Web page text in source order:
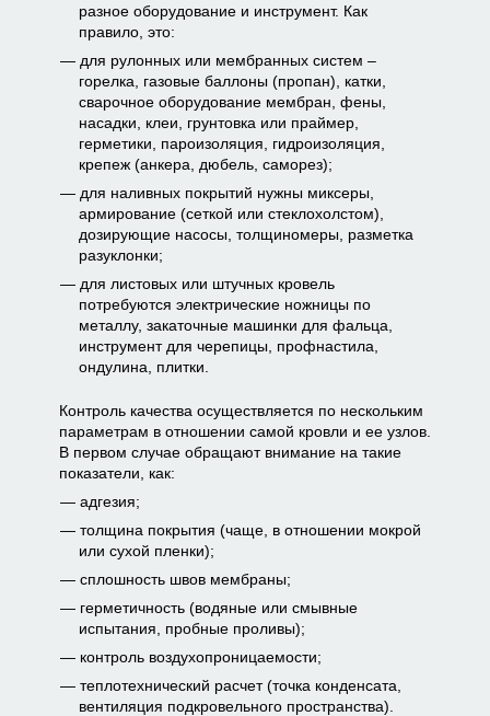
разное оборудование и инструмент. Как
правило, это:
для рулонных или мембранных систем –
горелка, газовые баллоны (пропан), катки,
сварочное оборудование мембран, фены,
насадки, клеи, грунтовка или праймер,
герметики, пароизоляция, гидроизоляция,
крепеж (анкера, дюбель, саморез);
для наливных покрытий нужны миксеры,
армирование (сеткой или стеклохолстом),
дозирующие насосы, толщиномеры, разметка
разуклонки;
для листовых или штучных кровель
потребуются электрические ножницы по
металлу, закаточные машинки для фальца,
инструмент для черепицы, профнастила,
ондулина, плитки.
Контроль качества осуществляется по нескольким
параметрам в отношении самой кровли и ее узлов.
В первом случае обращают внимание на такие
показатели, как:
адгезия;
толщина покрытия (чаще, в отношении мокрой
или сухой пленки);
сплошность швов мембраны;
герметичность (водяные или смывные
испытания, пробные проливы);
контроль воздухопроницаемости;
теплотехнический расчет (точка конденсата,
вентиляция подкровельного пространства).